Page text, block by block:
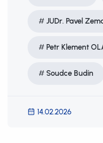
JUDr. Pavel
Petr Klement
Soudce Budín
14.02.2026